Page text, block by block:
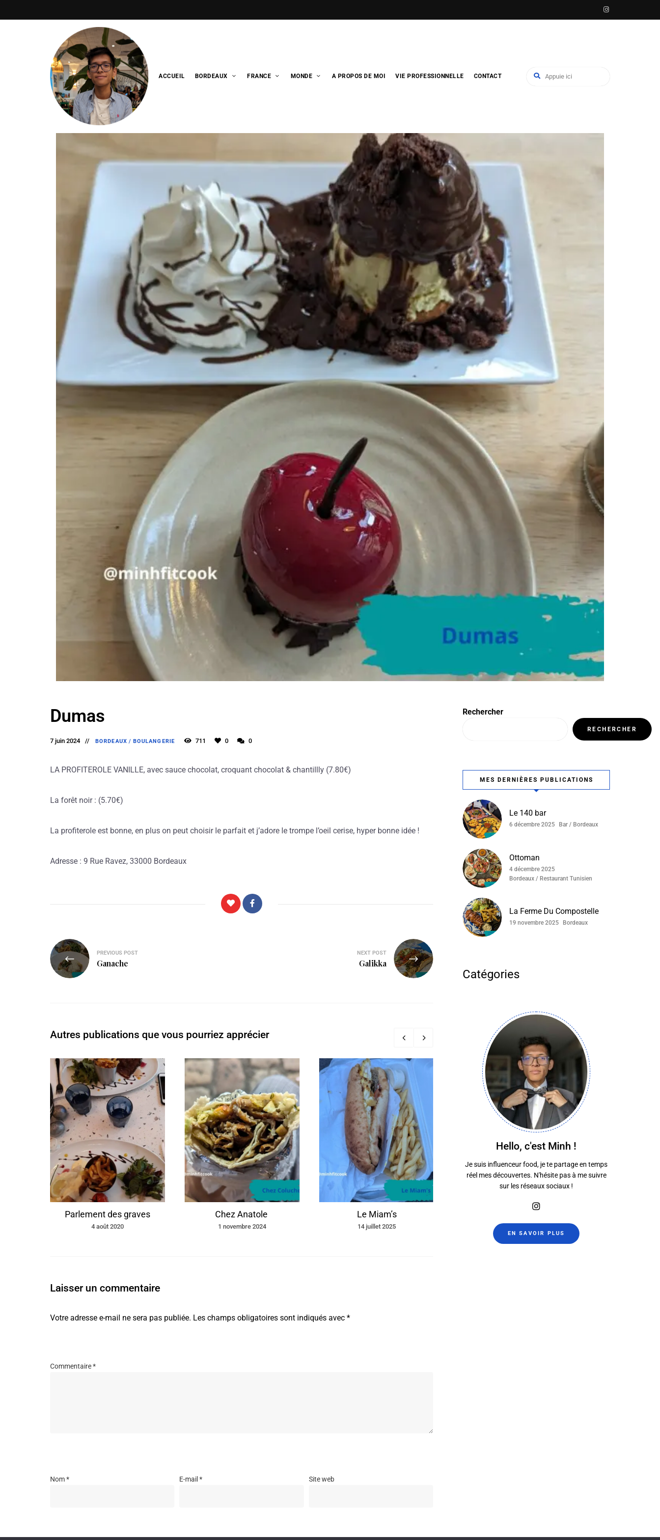
minhfitcook
ACCUEIL BORDEAUX FRANCE MONDE A PROPOS DE MOI VIE PROFESSIONNELLE CONTACT
Dumas
7 juin 2024 BORDEAUX / BOULANGERIE 711 0 0
LA PROFITEROLE VANILLE, avec sauce chocolat, croquant chocolat & chantillly (7.80€)
La forêt noir : (5.70€)
La profiterole est bonne, en plus on peut choisir le parfait et j’adore le trompe l’oeil cerise, hyper bonne idée !
Adresse : 9 Rue Ravez, 33000 Bordeaux
PREVIOUS POST
Ganache
NEXT POST
Galikka
Autres publications que vous pourriez apprécier
Parlement des graves
4 août 2020
Chez Anatole
1 novembre 2024
Le Miam’s
14 juillet 2025 25 janvier 2024
Laisser un commentaire
Votre adresse e-mail ne sera pas publiée. Les champs obligatoires sont indiqués avec *
Commentaire*
Nom* E-mail* Site web
Rechercher
RECHERCHER
MES DERNIÈRES PUBLICATIONS
Le 140 bar
6 décembre 2025 Bar / Bordeaux
Ottoman
4 décembre 2025
Bordeaux / Restaurant Tunisien
La Ferme Du Compostelle
19 novembre 2025 Bordeaux
Catégories
Hello, c'est Minh !
Je suis influenceur food, je te partage en temps
réel mes découvertes. N'hésite pas à me suivre
sur les réseaux sociaux !
EN SAVOIR PLUS